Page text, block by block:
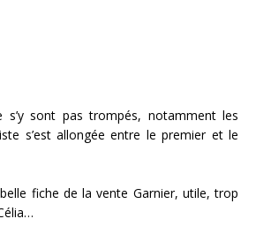
s’y sont pas trompés, notamment les
s’est allongée entre le premier et le
fiche de la vente Garnier, utile, trop